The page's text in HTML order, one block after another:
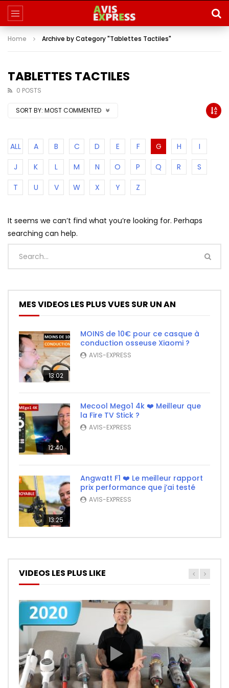
Home Archive by Category "Tablettes Tactiles"
TABLETTES TACTILES
0 POSTS
SORT BY: MOST COMMENTED
ALL A B C D E F G H
I
J
K L M N O P Q R
S
T
U V W X Y Z
It seems we can’t find what you’re looking for. Perhaps
searching can help.
MES VIDEOS LES PLUS VUES SUR UN AN
13:02
MOINS de 10€ pour ce casque à
conduction osseuse Xiaomi ?
AVIS-EXPRESS
12:40
Mecool Mego1 4k ❤️ Meilleur que
la Fire TV Stick ?
AVIS-EXPRESS
13:25
Angwatt F1 ❤️ Le meilleur rapport
prix performance que j’ai testé
AVIS-EXPRESS
VIDEOS LES PLUS LIKE